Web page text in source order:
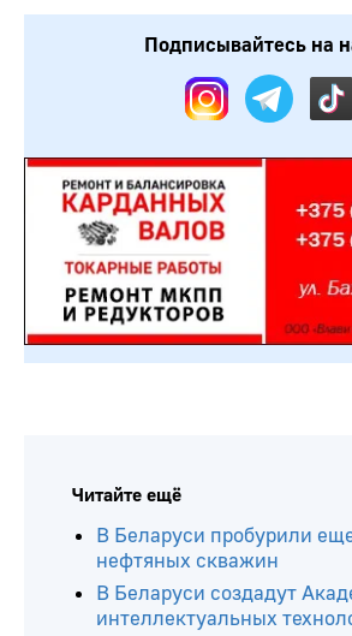
Подписывайтесь на
Читайте ещё
В Беларуси пробурили
нефтяных скважин
В Беларуси создадут
интеллектуальных